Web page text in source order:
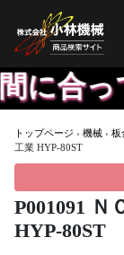
て
トップページ › 機械 › 板
工業 HYP-80ST
P001091
HYP-80ST